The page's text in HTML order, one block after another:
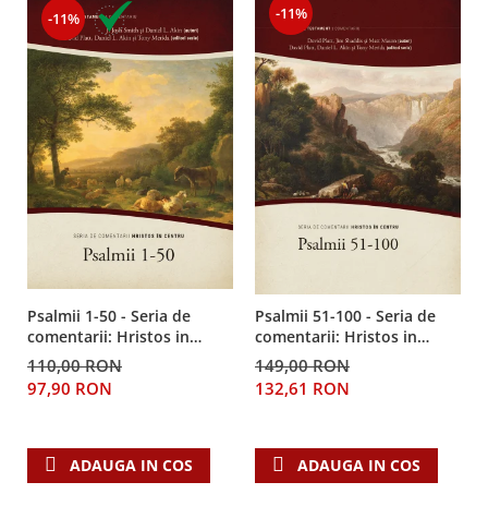
-11%
Psalmii 1-50 - Seria de
comentarii: Hristos in
centru
110,00 RON
97,90 RON
ADAUGA IN COS
-11%
Psalmii 51-100 - Seria de
comentarii: Hristos in
centru
149,00 RON
132,61 RON
ADAUGA IN COS